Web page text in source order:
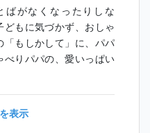
ばがなくなったりしな
もに気づかず、おしゃ
「もしかして」に、パパ
りパパの、愛いっぱい
表示